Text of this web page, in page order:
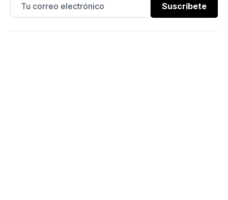
Suscríbete